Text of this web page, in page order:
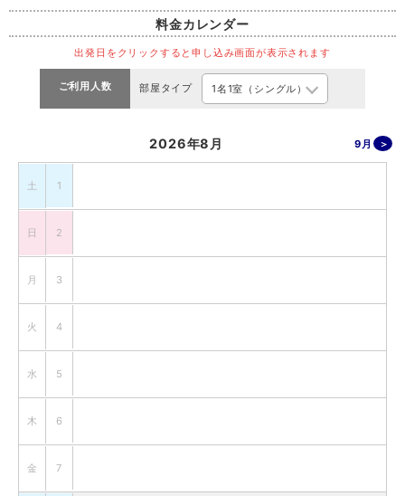
料金カレンダー
出発日をクリックすると申し込み画面が表示されます
ご利用人数 部屋タイプ
2026年8月 9月
土 1
日 2
月 3
火 4
水 5
木 6
金 7